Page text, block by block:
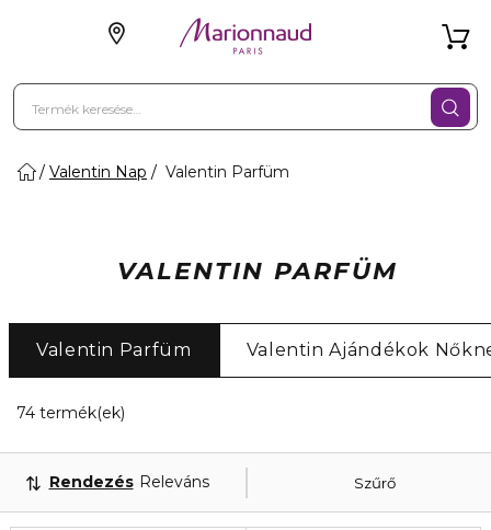
Valentin Nap Valentin Parfüm
VALENTIN PARFÜM
Valentin Parfüm Valentin Ajándékok
74 termék(ek)
Szűrő
Rendezés Releváns